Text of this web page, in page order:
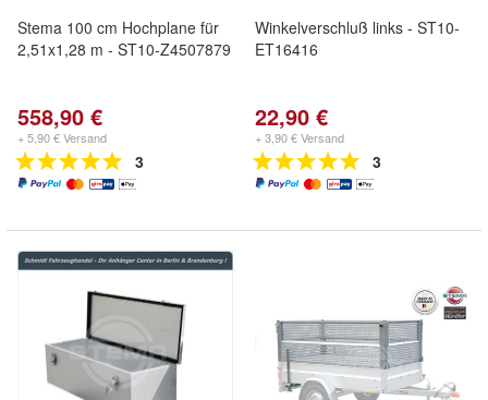
Stema 100 cm Hochplane für
2,51x1,28 m - ST10-Z4507879
558,90 €
+ 5,90 € Versand
3
Winkelverschluß links - ST10-
ET16416
22,90 €
+ 3,90 € Versand
3